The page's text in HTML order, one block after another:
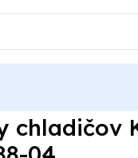
chladičov